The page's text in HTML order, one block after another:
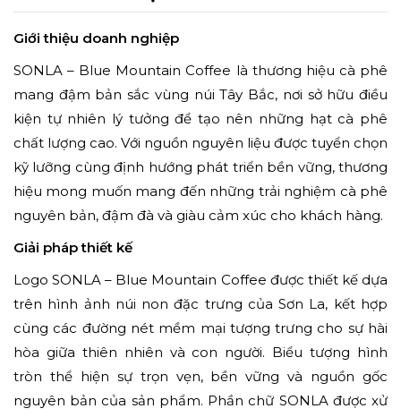
Giới thiệu doanh nghiệp
SONLA – Blue Mountain Coffee là thương hiệu cà phê
mang đậm bản sắc vùng núi Tây Bắc, nơi sở hữu điều
kiện tự nhiên lý tưởng để tạo nên những hạt cà phê
chất lượng cao. Với nguồn nguyên liệu được tuyển chọn
kỹ lưỡng cùng định hướng phát triển bền vững, thương
hiệu mong muốn mang đến những trải nghiệm cà phê
nguyên bản, đậm đà và giàu cảm xúc cho khách hàng.
Giải pháp thiết kế
Logo SONLA – Blue Mountain Coffee được thiết kế dựa
trên hình ảnh núi non đặc trưng của Sơn La, kết hợp
cùng các đường nét mềm mại tượng trưng cho sự hài
hòa giữa thiên nhiên và con người. Biểu tượng hình
tròn thể hiện sự trọn vẹn, bền vững và nguồn gốc
nguyên bản của sản phẩm. Phần chữ SONLA được xử